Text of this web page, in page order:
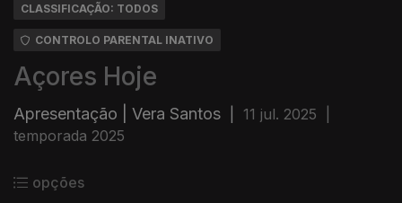
CLASSIFICAÇÃO: TODOS
CONTROLO PARENTAL INATIVO
Açores Hoje
Apresentação | Vera Santos 11 jul. 2025
temporada 2025
opções